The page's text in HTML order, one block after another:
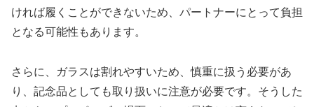
ければ履くことができないため、パートナーにとって負担
となる可能性もあります。
さらに、ガラスは割れやすいため、慎重に扱う必要があ
り、記念品としても取り扱いに注意が必要です。そうした